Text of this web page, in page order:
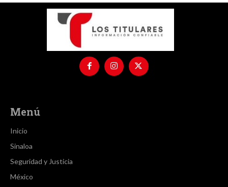
Menú
Inicio
Sinaloa
Seguridad y Justicia
México